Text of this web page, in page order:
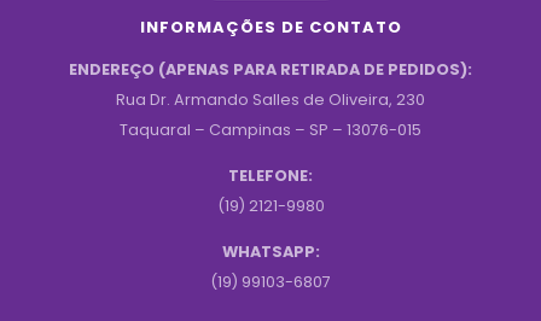
INFORMAÇÕES DE CONTATO
ENDEREÇO (APENAS PARA RETIRADA DE PEDIDOS):
Rua Dr. Armando Salles de Oliveira, 230
Taquaral – Campinas – SP – 13076-015
TELEFONE:
(19) 2121-9980
WHATSAPP:
(19) 99103-6807